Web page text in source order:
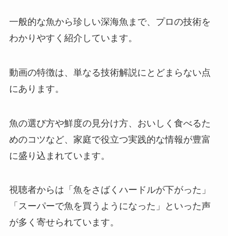
一般的な魚から珍しい深海魚まで、プロの技術を
わかりやすく紹介しています。
動画の特徴は、単なる技術解説にとどまらない点
にあります。
魚の選び方や鮮度の見分け方、おいしく食べるた
めのコツなど、家庭で役立つ実践的な情報が豊富
に盛り込まれています。
視聴者からは「魚をさばくハードルが下がった」
「スーパーで魚を買うようになった」といった声
が多く寄せられています。